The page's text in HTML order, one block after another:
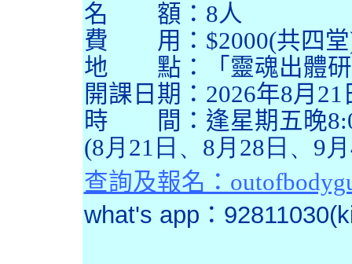
名 額：8人
費 用： $2000(共四堂
地 點：「靈魂出體研
開課日期： 2026年8月21
時 間： 逢星期五晚8
(8月21日、8月28日、9
查詢及報名：
what's app：